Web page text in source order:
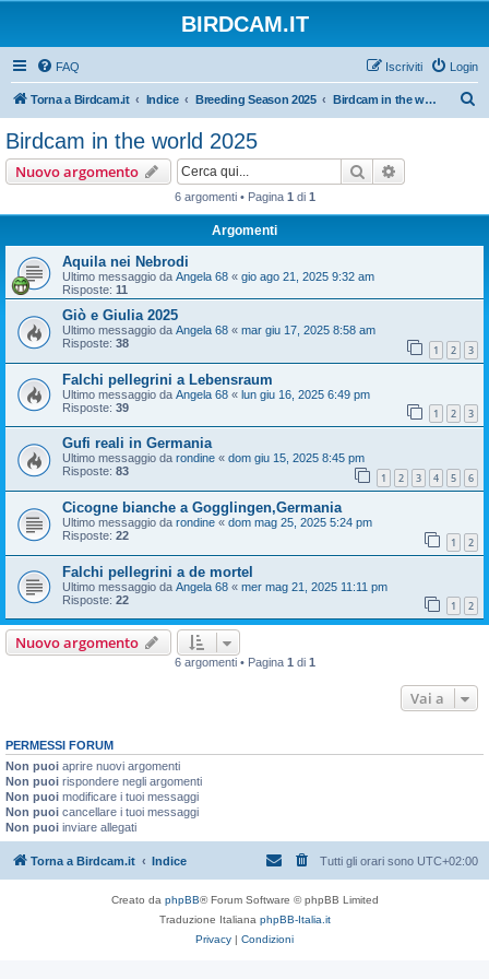
BIRDCAM.IT
FAQ Login
Iscriviti
Torna a Birdcam.it Indice Breeding Season 2025 Birdcam in the world 2025
Birdcam in the world 2025
Nuovo argomento Cerca
6 argomenti • Pagina 1 di 1
Argomenti
Aquila nei Nebrodi
Ultimo messaggio da Angela 68 « gio ago 21, 2025 9:32 am
Risposte: 11
Giò e Giulia 2025
Ultimo messaggio da Angela 68 « mar giu 17, 2025 8:58 am
Risposte: 38 1 2 3
Falchi pellegrini a Lebensraum
Ultimo messaggio da Angela 68 « lun giu 16, 2025 6:49 pm
Risposte: 39 1 2 3
Gufi reali in Germania
Ultimo messaggio da rondine « dom giu 15, 2025 8:45 pm
Risposte: 83 1 2 3 4 5 6
Cicogne bianche a Gogglingen,Germania
Ultimo messaggio da rondine « dom mag 25, 2025 5:24 pm
Risposte: 22 1 2
Falchi pellegrini a de mortel
Ultimo messaggio da Angela 68 « mer mag 21, 2025 11:11 pm
Risposte: 22 1 2
Nuovo argomento
6 argomenti • Pagina 1 di 1
Vai a
PERMESSI FORUM
Non puoi aprire nuovi argomenti
Non puoi rispondere negli argomenti
Non puoi modificare i tuoi messaggi
Non puoi cancellare i tuoi messaggi
Non puoi inviare allegati
Torna a Birdcam.it Indice Tutti gli orari sono UTC+02:00
Creato da phpBB® Forum Software © phpBB Limited
Traduzione Italiana phpBB-Italia.it
Privacy | Condizioni